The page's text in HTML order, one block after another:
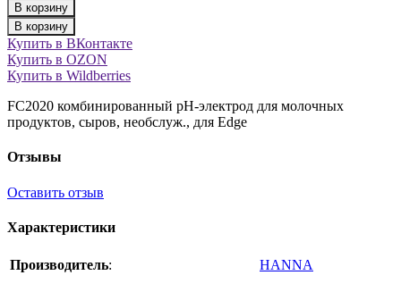
В корзину
В корзину
Купить в ВКонтакте
Купить в OZON
Купить в Wildberries
FC2020 комбинированный рН-электрод для молочных
продуктов, сыров, необслуж., для Edge
Отзывы
Оставить отзыв
Характеристики
Производитель: HANNA